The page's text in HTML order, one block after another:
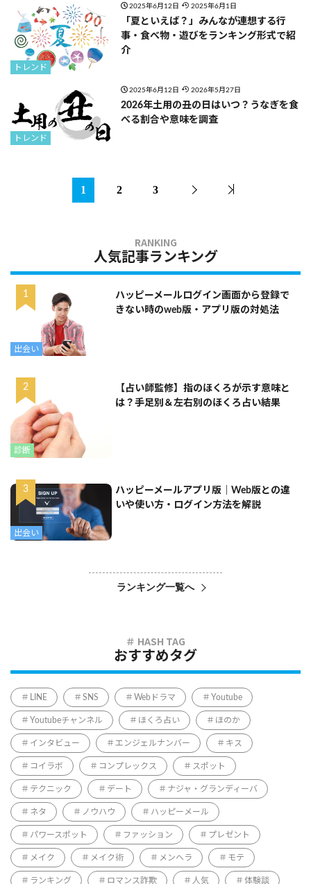
トレンド
2025年6月12日 2025年6月1日
「夏といえば？」みんなが連想する行
事・食べ物・遊びをランキング形式で紹
介
トレンド
2025年6月12日 2026年5月27日
2026年土用の丑の日はいつ？うなぎを食
べる割合や意味を調査
1 2 3
人気記事ランキング
出会い
ハッピーメールログイン画面から登録で
きない時のweb版・アプリ版の対処法
診断
【占い師監修】指のほくろが示す意味と
は？手足別＆左右別のほくろ占い結果
出会い
ハッピーメールアプリ版｜Web版との違
いや使い方・ログイン方法を解説
ランキング一覧へ
おすすめタグ
LINE SNS Webドラマ Youtube
Youtubeチャンネル ほくろ占い ほのか
インタビュー エンジェルナンバー キス
コイラボ コンプレックス スポット
テクニック デート ナジャ・グランディーバ
ネタ ノウハウ ハッピーメール
パワースポット ファッション プレゼント
メイク メイク術 メンヘラ モテ
ランキング ロマンス詐欺 人気 体験談